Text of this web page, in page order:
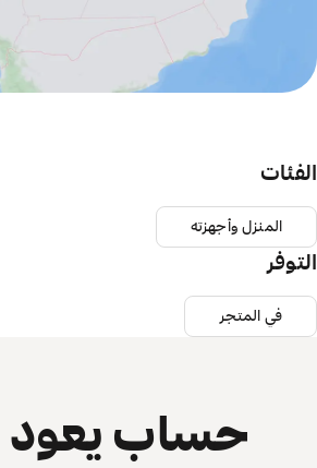
الفئات
المنزل وأجهزته
التوفر
في المتجر
حساب يعود